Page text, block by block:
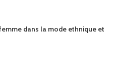
dans la mode ethnique et